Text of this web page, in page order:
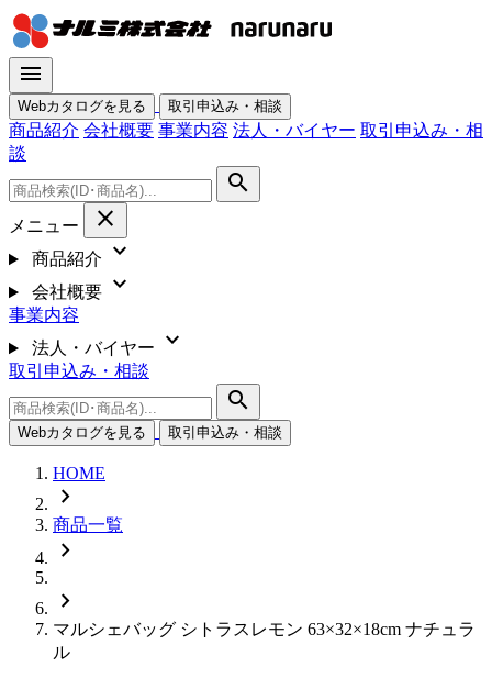
menu
Webカタログを見る 取引申込み・相談
商品紹介 会社概要 事業内容 法人・バイヤー 取引申込み・相
談
search
メニュー close
商品紹介 expand_more
会社概要 expand_more
事業内容
法人・バイヤー
expand_more
取引申込み・相談
search
Webカタログを見る 取引申込み・相談
HOME
chevron_right
商品一覧
chevron_right
chevron_right
マルシェバッグ シトラスレモン 63×32×18cm ナチュラ
ル